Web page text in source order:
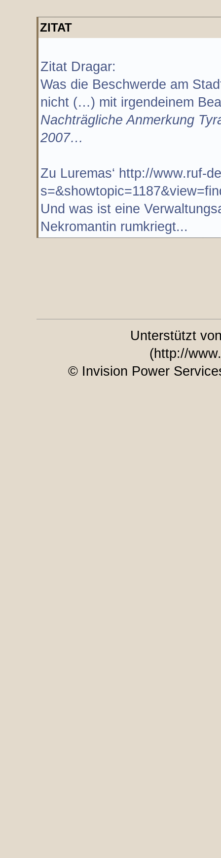
ZITAT
Zitat Dragar:
Was die Beschwerde am
nicht (…) mit irgendeinem
Nachträgliche Anmerkung
2007…
Zu Luremas‘ http://www.ruf-
Und was ist eine
Nekromantin rumkriegt...
Unterstützt
(http://
© Invision Power